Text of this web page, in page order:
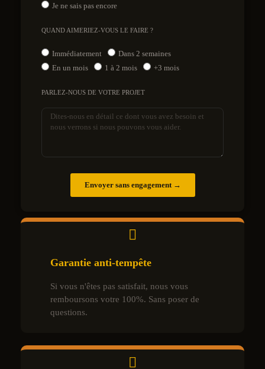
Je ne sais pas encore
QUAND AIMERIEZ-VOUS LE FAIRE ?
Immédiatement
Dans 2 semaines
En un mois
1 à 2 mois +3 mois
PARLEZ-NOUS DE VOTRE PROJET
Envoyer sans engagement →
Garantie anti-tempête
Si vous n'êtes pas satisfait, nous vous
remboursons votre 100%. Sans poser de
questions.